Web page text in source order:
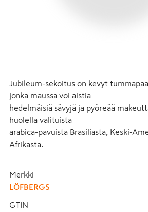
Jubileum-sekoitus on kevyt
jonka maussa voi aistia
hedelmäisiä sävyjä ja pyöreää
huolella valituista
arabica-pavuista Brasiliasta, Keski-
Afrikasta.
Merkki
LÖFBERGS
GTIN